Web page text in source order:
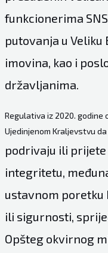
funkcionerima
putovanja u
imovina, kao i
državljanima.
Regulativa iz 2020. godine
Ujedinjenom Kraljevstvu
podrivaju ili
integritetu,
ustavnom poretku
ili sigurnosti,
Opšteg okvirnog